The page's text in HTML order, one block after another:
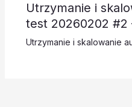
Utrzymanie i
test 20260202 #2
Utrzymanie i skalowanie